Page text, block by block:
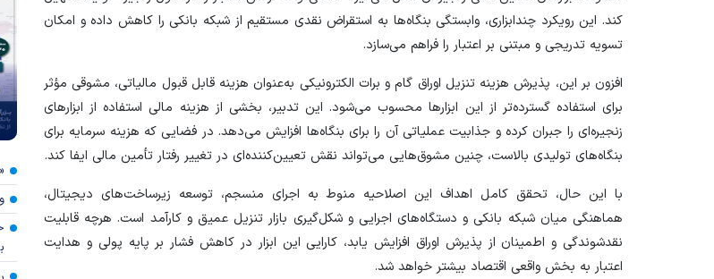
کند. این رویکرد چندابزاری، وابستگی بنگاه‌ها به استقراض نقدی مستقیم از شبکه بانکی را کاهش داده و امکان
تسویه تدریجی و مبتنی بر اعتبار را فراهم می‌سازد.
افزون بر این، پذیرش هزینه تنزیل اوراق گام و برات الکترونیکی به‌عنوان هزینه قابل قبول مالیاتی، مشوقی مؤثر
برای استفاده گسترده‌تر از این ابزار‌ها محسوب می‌شود. این تدبیر، بخشی از هزینه مالی استفاده از ابزار‌های
زنجیره‌ای را جبران کرده و جذابیت عملیاتی آن را برای بنگاه‌ها افزایش می‌دهد. در فضایی که هزینه سرمایه برای
بنگاه‌های تولیدی بالاست، چنین مشوق‌هایی می‌تواند نقش تعیین‌کننده‌ای در تغییر رفتار تأمین مالی ایفا کند.
با این حال، تحقق کامل اهداف این اصلاحیه منوط به اجرای منسجم، توسعه زیرساخت‌های دیجیتال،
هماهنگی میان شبکه بانکی و دستگاه‌های اجرایی و شکل‌گیری بازار تنزیل عمیق و کارآمد است. هرچه قابلیت
نقدشوندگی و اطمینان از پذیرش اوراق افزایش یابد، کارایی این ابزار در کاهش فشار بر پایه پولی و هدایت
اعتبار به بخش واقعی اقتصاد بیشتر خواهد شد.